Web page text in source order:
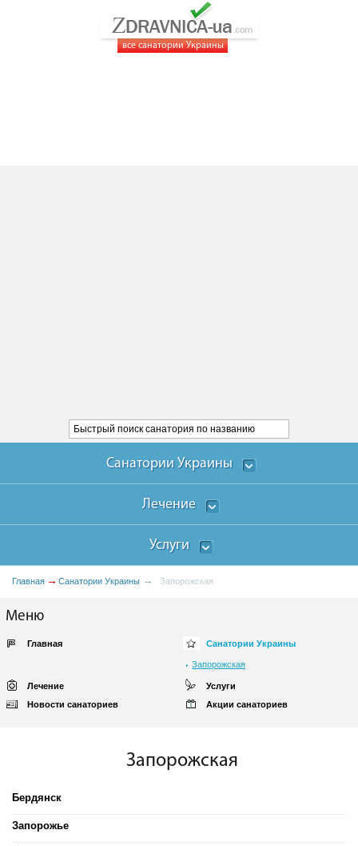
все санатории Украины
Санатории Украины
Лечение
Услуги
Главная Санатории Украины Запорожская
Меню
Главная Санатории Украины
Запорожская
Лечение
Услуги
Новости санаториев
Акции санаториев
Запорожская
Бердянск
Запорожье